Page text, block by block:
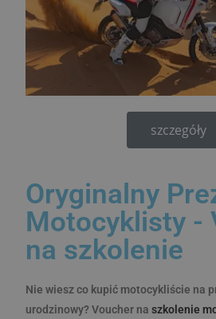
szczegóły
Oryginalny
Motocyklisty -
na szkolenie
Nie wiesz co kupić motocykliście na
urodzinowy? Voucher naszkolenie